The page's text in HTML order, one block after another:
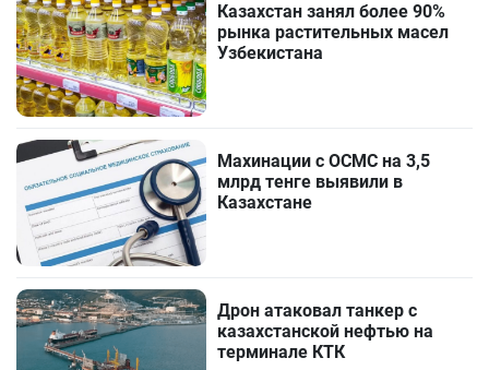
Казахстан занял более 90%
рынка растительных масел
Узбекистана
Махинации с ОСМС на 3,5
млрд тенге выявили в
Казахстане
Дрон атаковал танкер с
казахстанской нефтью на
терминале КТК